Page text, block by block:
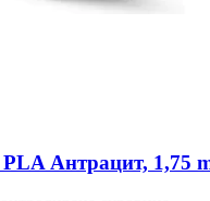
Антрацит, 1,75